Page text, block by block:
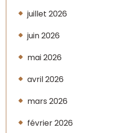
juillet 2026
juin 2026
mai 2026
avril 2026
mars 2026
février 2026